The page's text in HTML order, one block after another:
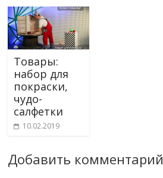
Товары:
набор для
покраски,
чудо-
салфетки
10.02.2019
Добавить комментарий